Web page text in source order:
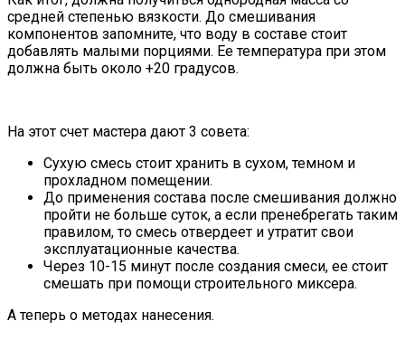
средней степенью вязкости. До смешивания
компонентов запомните, что воду в составе стоит
добавлять малыми порциями. Ее температура при этом
должна быть около +20 градусов.
На этот счет мастера дают 3 совета:
Сухую смесь стоит хранить в сухом, темном и
прохладном помещении.
До применения состава после смешивания должно
пройти не больше суток, а если пренебрегать таким
правилом, то смесь отвердеет и утратит свои
эксплуатационные качества.
Через 10-15 минут после создания смеси, ее стоит
смешать при помощи строительного миксера.
А теперь о методах нанесения.